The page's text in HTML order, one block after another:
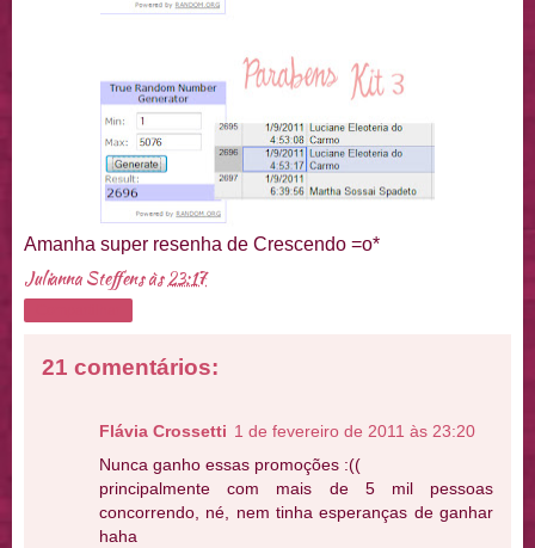
Amanha super resenha de Crescendo =o*
Julianna Steffensàs23:17
21 comentários:
Flávia Crossetti 1 de fevereiro de 2011 às 23:20
Nunca ganho essas promoções :((
principalmente com mais de 5 mil pessoas
concorrendo, né, nem tinha esperanças de ganhar
haha